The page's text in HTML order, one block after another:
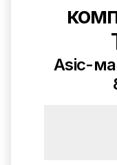
Asic-